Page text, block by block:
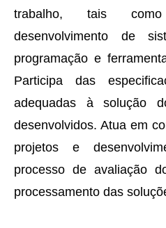
trabalho, tais
desenvolvimento de
programação e
Participa das
adequadas à solução
desenvolvidos. Atua em
projetos e
processo de avaliação
processamento das